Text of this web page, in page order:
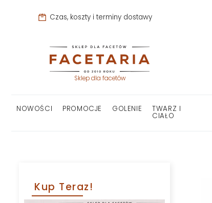
Czas, koszty i terminy dostawy
Sklep dla facetów
NOWOŚCI PROMOCJE GOLENIE TWARZ I
CIAŁO
Kup Teraz!